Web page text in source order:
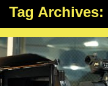
Tag Archives: